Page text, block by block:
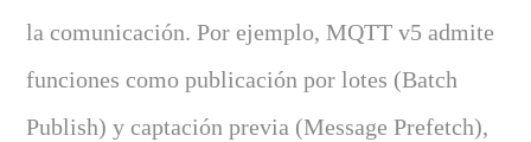
la comunicación. Por ejemplo, MQTT v5 admite
funciones como publicación por lotes (Batch
Publish) y captación previa (Message Prefetch),